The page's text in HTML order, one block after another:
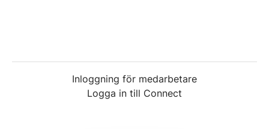
Inloggning för medarbetare
Logga in till Connect